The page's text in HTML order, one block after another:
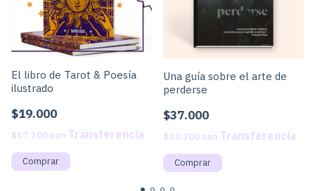
El libro de Tarot & Poesía
ilustrado
$19.000
$17.100 con
Una guía sobre el arte de
perderse
$37.000
$33.300 con